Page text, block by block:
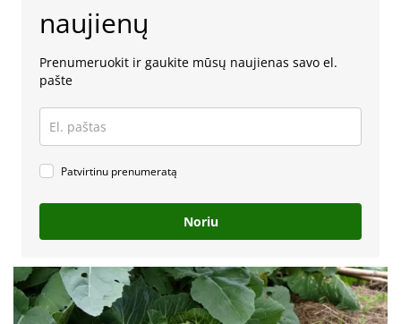
naujienų
Prenumeruokit ir gaukite mūsų naujienas savo el.
pašte
Patvirtinu prenumeratą
Noriu